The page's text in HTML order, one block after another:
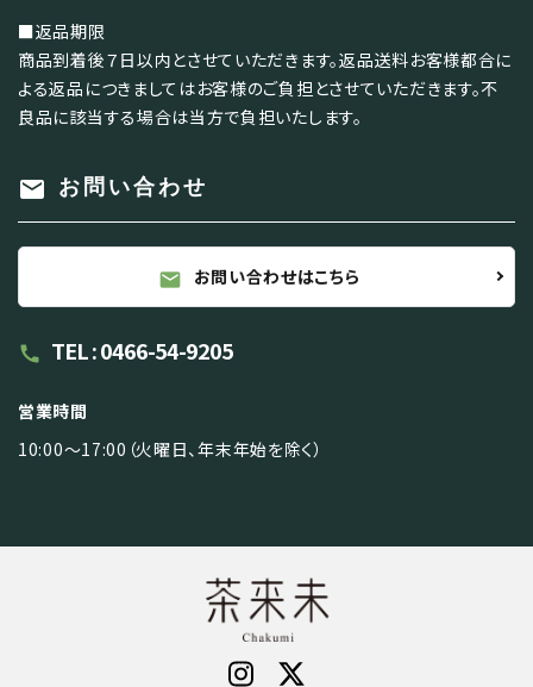
■返品期限
商品到着後７日以内とさせていただきます。返品送料お客様都合に
よる返品につきましてはお客様のご負担とさせていただきます。不
良品に該当する場合は当方で負担いたします。
mail お問い合わせ
mail お問い合わせはこちら
call TEL : 0466-54-9205
営業時間
10:00～17:00（火曜日、年末年始を除く）